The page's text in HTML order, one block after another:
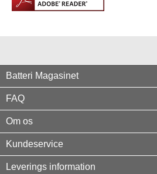
Batteri Magasinet
FAQ
Om os
Kundeservice
Leverings information